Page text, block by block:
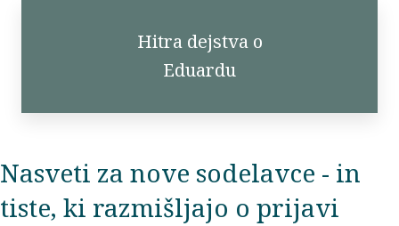
Hitra dejstva o
Eduardu
Nasveti za nove sodelavce - in
tiste, ki razmišljajo o prijavi